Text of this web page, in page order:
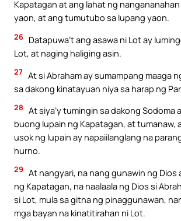
Kapatagan at ang lahat ng
yaon, at ang tumutubo sa lupang yaon.
26 Datapuwa’t ang asawa ni Lot ay
Lot, at naging haliging asin.
27 At si Abraham ay sumampang maaga
sa dakong kinatayuan niya sa harap ng
28 At siya’y tumingin sa dakong Sodoma
buong lupain ng Kapatagan, at tumanaw,
usok ng lupain ay napaiilanglang na
hurno.
29 At nangyari, na nang gunawin ng Dios
ng Kapatagan, na naalaala ng Dios si
si Lot, mula sa gitna ng pinaggunawan,
mga bayan na kinatitirahan ni Lot.